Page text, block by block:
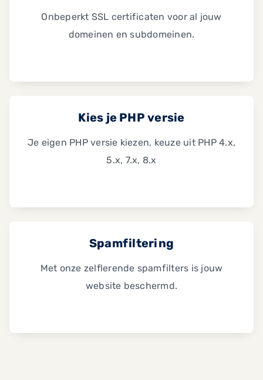
Onbeperkt SSL certificaten voor al jouw
domeinen en subdomeinen.
Kies je PHP versie
Je eigen PHP versie kiezen, keuze uit PHP 4.x,
5.x, 7.x, 8.x
Spamfiltering
Met onze zelflerende spamfilters is jouw
website beschermd.